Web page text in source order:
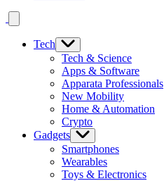
Tech
Tech & Science
Apps & Software
Apparata Professionals
New Mobility
Home & Automation
Crypto
Gadgets
Smartphones
Wearables
Toys & Electronics